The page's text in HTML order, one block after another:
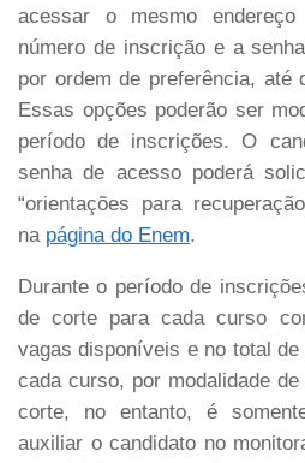
acessar o mesmo
número de inscrição e a
por ordem de preferência, até
Essas opções poderão ser
período de inscrições. O
senha de acesso poderá
“orientações para
na página do Enem.
Durante o período de
de corte para cada curso
vagas disponíveis e no total
cada curso, por modalidade
corte, no entanto, é
auxiliar o candidato no